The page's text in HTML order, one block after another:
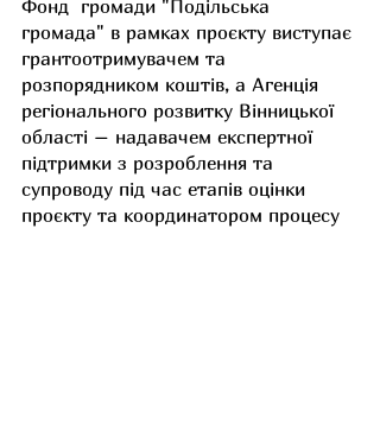
Фонд  громади "Подільська
громада" в рамках проєкту виступає
грантоотримувачем та
розпорядником коштів, а Агенція
регіонального розвитку Вінницької
області – надавачем експертної
підтримки з розроблення та
супроводу під час етапів оцінки
проєкту та координатором процесу